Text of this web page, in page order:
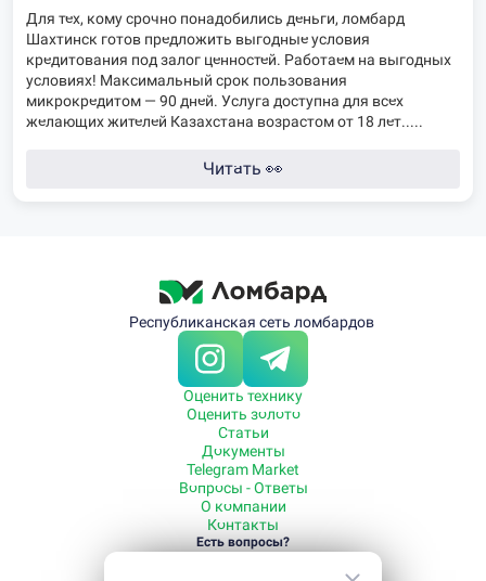
Для тех, кому срочно понадобились деньги, ломбард
Шахтинск готов предложить выгодные условия
кредитования под залог ценностей. Работаем на выгодных
условиях! Максимальный срок пользования
микрокредитом — 90 дней. Услуга доступна для всех
желающих жителей Казахстана возрастом от 18 лет.....
Читать 👀
Республиканская сеть ломбардов
Оценить технику
Оценить золото
Статьи
Документы
Telegram Market
Вопросы - Ответы
О компании
Контакты
Есть вопросы?